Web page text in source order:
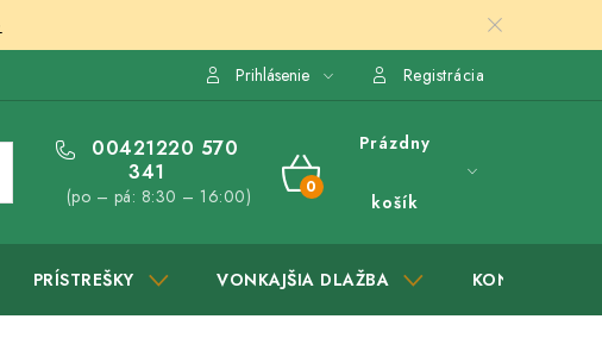
Prihlásenie Registrácia
00421220 570
341
(po – pá: 8:30 – 16:00)
NÁKUPNÝ
Prázdny
košík
PRÍSTREŠKY VONKAJŠIA DLAŽBA KONTAKTY